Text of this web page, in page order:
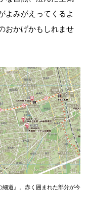
よみがえってくるよ
おかげかもしれませ
道』。赤く囲まれた部分が今